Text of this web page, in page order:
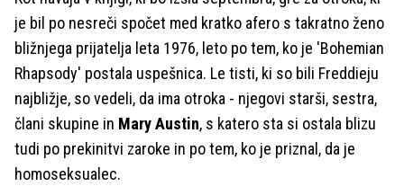
je bil po nesreči spočet med kratko afero s takratno ženo
bližnjega prijatelja leta 1976, leto po tem, ko je 'Bohemian
Rhapsody' postala uspešnica. Le tisti, ki so bili Freddieju
najbližje, so vedeli, da ima otroka - njegovi starši, sestra,
člani skupine in Mary Austin, s katero sta si ostala blizu
tudi po prekinitvi zaroke in po tem, ko je priznal, da je
homoseksualec.